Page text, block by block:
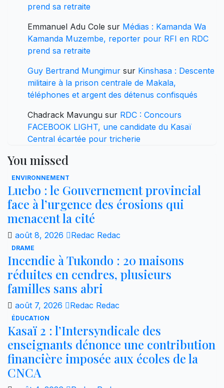
prend sa retraite
Emmanuel Adu Cole sur Médias : Kamanda Wa
Kamanda Muzembe, reporter pour RFI en RDC
prend sa retraite
Guy Bertrand Mungimur sur Kinshasa : Descente
militaire à la prison centrale de Makala,
téléphones et argent des détenus confisqués
Chadrack Mavungu sur RDC : Concours
FACEBOOK LIGHT, une candidate du Kasaï
Central écartée pour tricherie
You missed
ENVIRONNEMENT
Luebo : le Gouvernement provincial
face à l’urgence des érosions qui
menacent la cité
août 8, 2026 Redac Redac
DRAME
Incendie à Tukondo : 20 maisons
réduites en cendres, plusieurs
familles sans abri
août 7, 2026 Redac Redac
ÉDUCATION
Kasaï 2 : l’Intersyndicale des
enseignants dénonce une contribution
financière imposée aux écoles de la
CNCA